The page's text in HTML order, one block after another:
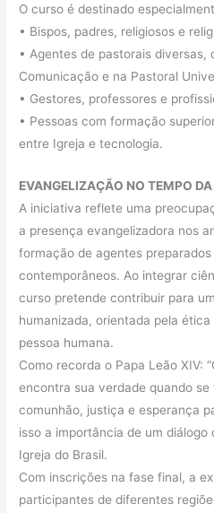
O curso é destinado
• Bispos, padres, religiosos e
• Agentes de pastorais diversas,
Comunicação e na Pastoral
• Gestores, professores e
• Pessoas com formação
entre Igreja e tecnologia.
EVANGELIZAÇÃO NO TEMPO
A iniciativa reflete uma
a presença evangelizadora nos
formação de agentes
contemporâneos. Ao integrar
curso pretende contribuir para
humanizada, orientada pela
pessoa humana.
Como recorda o Papa Leão XIV:
encontra sua verdade quando
comunhão, justiça e esperança
isso a importância de um diálogo
Igreja do Brasil.
Com inscrições na fase final, a
participantes de diferentes